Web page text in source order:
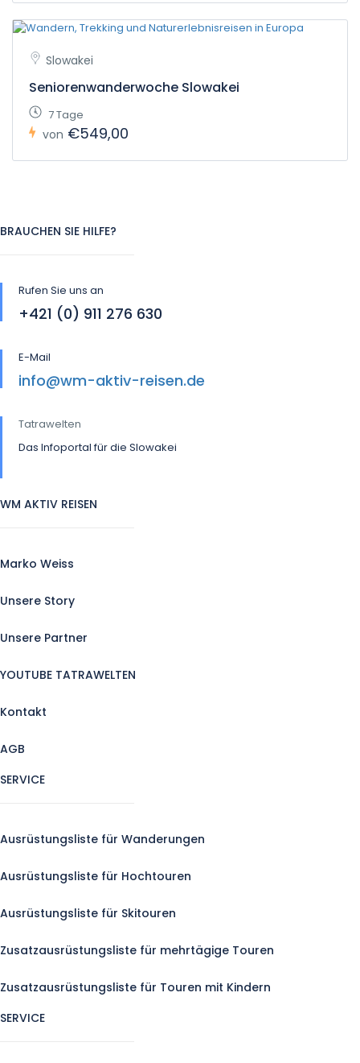
Slowakei
Seniorenwanderwoche Slowakei
7 Tage
von €549,00
BRAUCHEN SIE HILFE?
Rufen Sie uns an
+421 (0) 911 276 630
E-Mail
info@wm-aktiv-reisen.de
Tatrawelten
Das Infoportal für die Slowakei
WM AKTIV REISEN
Marko Weiss
Unsere Story
Unsere Partner
YOUTUBE TATRAWELTEN
Kontakt
AGB
SERVICE
Ausrüstungsliste für Wanderungen
Ausrüstungsliste für Hochtouren
Ausrüstungsliste für Skitouren
Zusatzausrüstungsliste für mehrtägige Touren
Zusatzausrüstungsliste für Touren mit Kindern
SERVICE